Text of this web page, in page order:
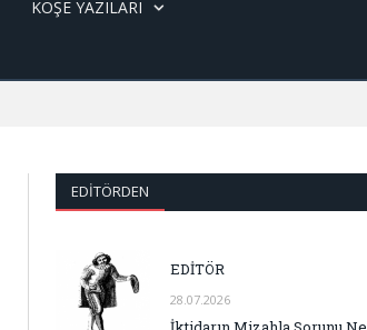
KÖŞE YAZILARI
EDITÖRDEN
EDİTÖR
28.07.2026